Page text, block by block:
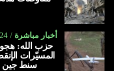
أخبار مباشرة
حزب الله:
المسيّرات
سنط جين